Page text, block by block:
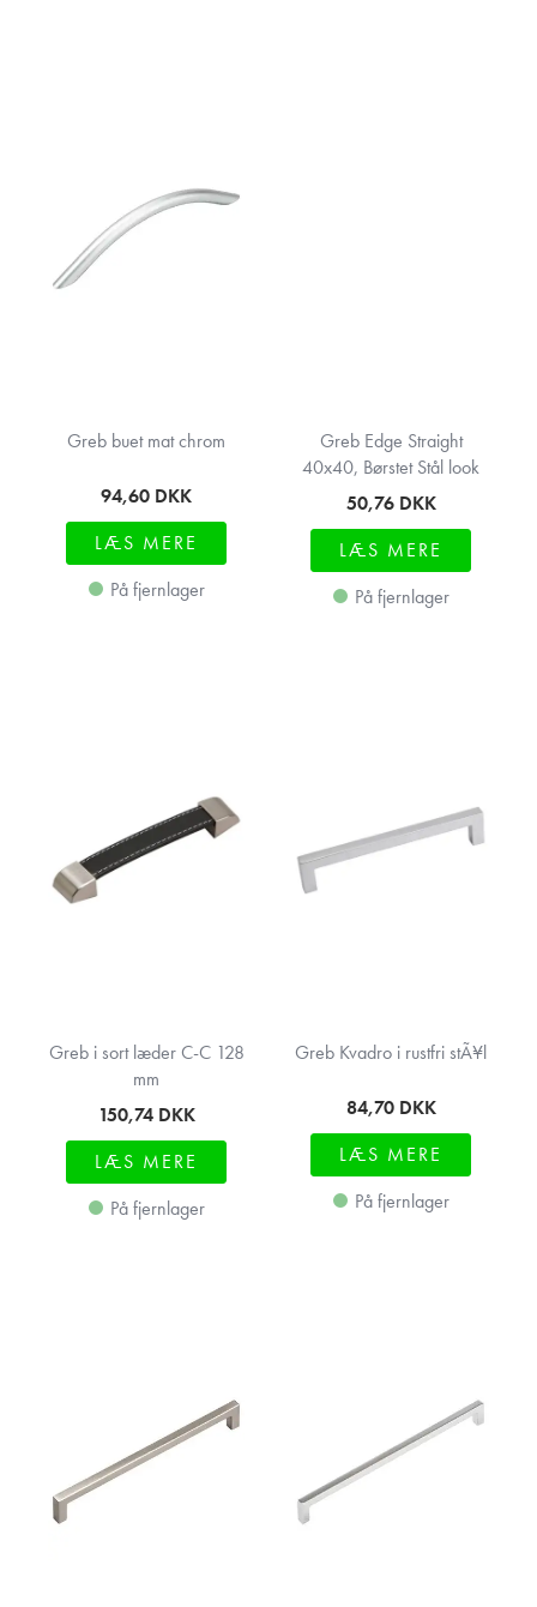
Greb buet mat chrom
94,60 DKK
LÆS MERE
På fjernlager
Greb Edge Straight
40x40, Børstet Stål look
50,76 DKK
LÆS MERE
På fjernlager
Greb i sort læder C-C 128
mm
150,74 DKK
LÆS MERE
På fjernlager
Greb Kvadro i rustfri stÃ¥l
84,70 DKK
LÆS MERE
På fjernlager